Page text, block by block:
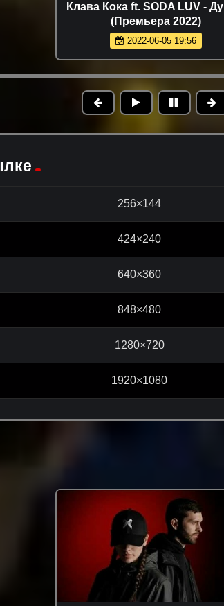
Клава Кока ft. SODA LUV -
(Премьера 2022)
2022-06-05 19:56
256×144
424×240
640×360
848×480
1280×720
1920×1080